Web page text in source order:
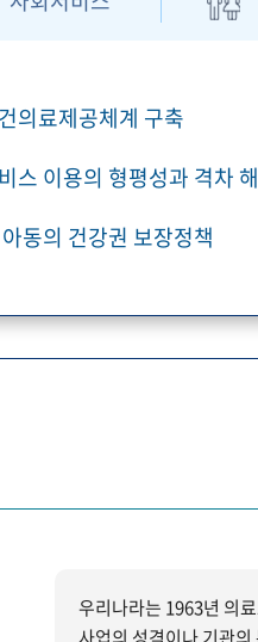
의료제공체계 구축
스 이용의 형평성과 격차
동의 건강권 보장정책
우리나라는 1963년 의